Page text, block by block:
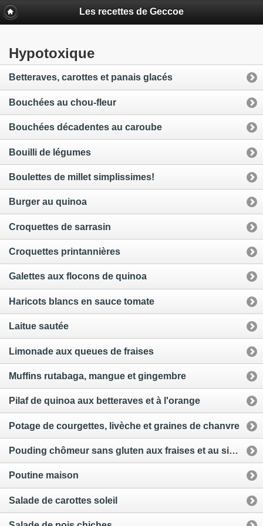
Les recettes de Geccoe
Hypotoxique
Betteraves, carottes et panais glacés
Bouchées au chou-fleur
Bouchées décadentes au caroube
Bouilli de légumes
Boulettes de millet simplissimes!
Burger au quinoa
Croquettes de sarrasin
Croquettes printannières
Galettes aux flocons de quinoa
Haricots blancs en sauce tomate
Laitue sautée
Limonade aux queues de fraises
Muffins rutabaga, mangue et gingembre
Pilaf de quinoa aux betteraves et à l'orange
Potage de courgettes, livèche et graines de chanvre
Pouding chômeur sans gluten aux fraises et au sirop d'érable
Poutine maison
Salade de carottes soleil